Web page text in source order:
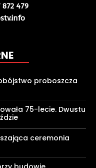
872 479
proboszcza
75-lecie. Dwustu
ceremonia